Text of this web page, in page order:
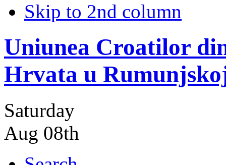
Skip to 2nd column
Uniunea Croatilor
Hrvata u
Saturday
Aug 08th